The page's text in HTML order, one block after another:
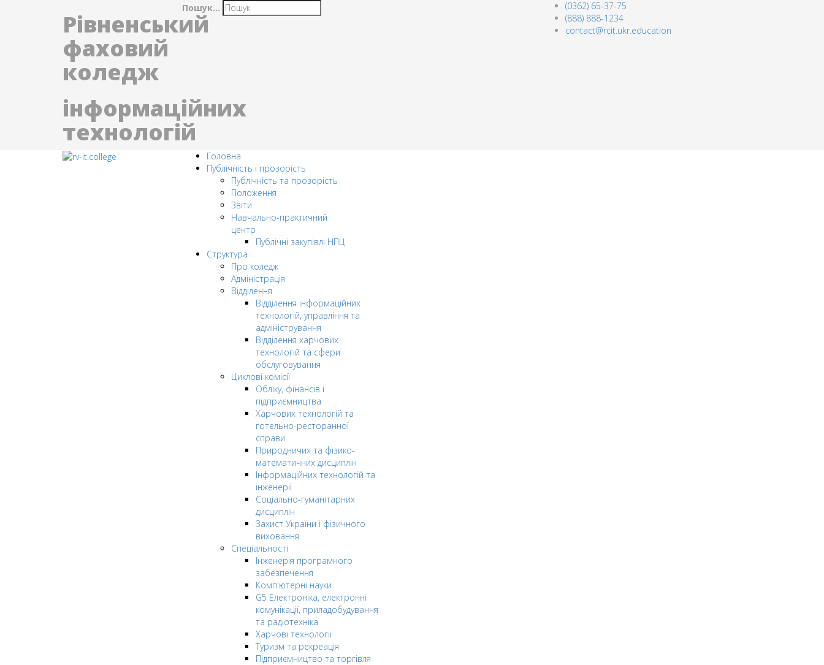
Рівненський
фаховий
коледж
інформаційних
технологій
Пошук...
(0362) 65-37-75
(888) 888-1234
contact@rcit.ukr.education
Головна
Публічність і прозорість
Публічність та прозорість
Положення
Звіти
Навчально-практичний
центр
Публічні закупівлі НПЦ
Структура
Про коледж
Адміністрація
Відділення
Відділення інформаційних
технологій, управління та
адміністрування
Відділення харчових
технологій та сфери
обслуговування
Циклові комісії
Обліку, фінансів і
підприємництва
Харчових технологій та
готельно-ресторанної
справи
Природничих та фізико-
математичних дисциплін
Інформаційних технологій та
інженерії
Соціально-гуманітарних
дисциплін
Захист України і фізичного
виховання
Спеціальності
Інженерія програмного
забезпечення
Комп'ютерні науки
G5 Електроніка, електронні
комунікації, приладобудування
та радіотехніка
Харчові технології
Туризм та рекреація
Підприємництво та торгівля